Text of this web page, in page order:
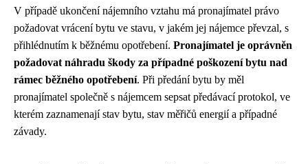
V případě ukončení nájemního vztahu má pronajímatel právo
požadovat vrácení bytu ve stavu, v jakém jej nájemce převzal, s
přihlédnutím k běžnému opotřebení. Pronajímatel je oprávněn
požadovat náhradu škody za případné poškození bytu nad
rámec běžného opotřebení. Při předání bytu by měl
pronajímatel společně s nájemcem sepsat předávací protokol, ve
kterém zaznamenají stav bytu, stav měřičů energií a případné
závady.